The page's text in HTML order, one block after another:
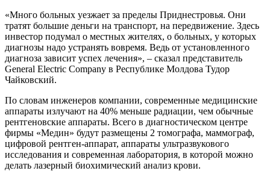
«Много больных уезжает за пределы Приднестровья. Они
тратят большие деньги на транспорт, на передвижение. Здесь
инвестор подумал о местных жителях, о больных, у которых
диагнозы надо устранять вовремя. Ведь от установленного
диагноза зависит успех лечения», – сказал представитель
General Electric Company в Республике Молдова Тудор
Чайковский.
По словам инженеров компании, современные медицинские
аппараты излучают на 40% меньше радиации, чем обычные
рентгеновские аппараты. Всего в диагностическом центре
фирмы «Медин» будут размещены 2 томографа, маммограф,
цифровой рентген-аппарат, аппараты ультразвукового
исследования и современная лаборатория, в которой можно
делать лазерный биохимический анализ крови.